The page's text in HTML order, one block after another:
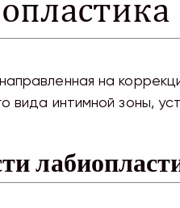
на
интимной зоны,